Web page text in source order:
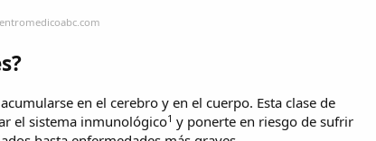
en el cerebro y en el cuerpo. Esta clase de
el sistema inmunológico1 y ponerte en riesgo de sufrir